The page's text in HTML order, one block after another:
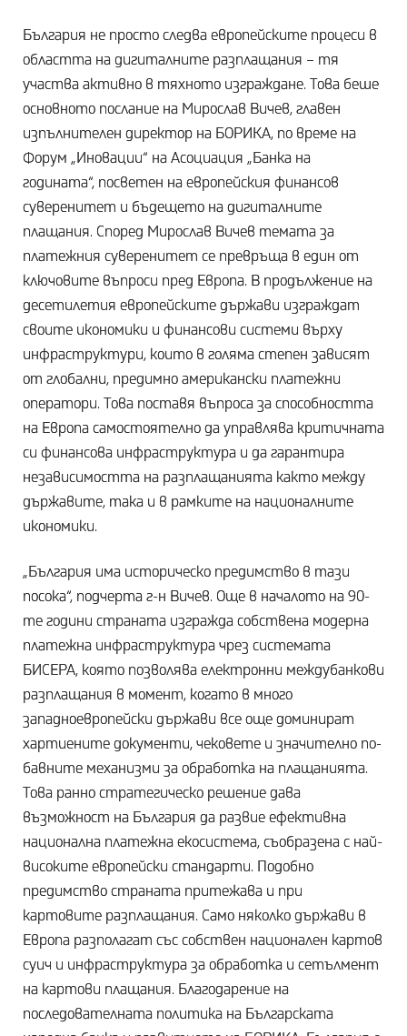
България не просто следва европейските процеси в
областта на дигиталните разплащания – тя
участва активно в тяхното изграждане. Това беше
основното послание на Мирослав Вичев, главен
изпълнителен директор на БОРИКА, по време на
Форум „Иновации“ на Асоциация „Банка на
годината“, посветен на европейския финансов
суверенитет и бъдещето на дигиталните
плащания. Според Мирослав Вичев темата за
платежния суверенитет се превръща в един от
ключовите въпроси пред Европа. В продължение на
десетилетия европейските държави изграждат
своите икономики и финансови системи върху
инфраструктури, които в голяма степен зависят
от глобални, предимно американски платежни
оператори. Това поставя въпроса за способността
на Европа самостоятелно да управлява критичната
си финансова инфраструктура и да гарантира
независимостта на разплащанията както между
държавите, така и в рамките на националните
икономики.
„България има историческо предимство в тази
посока“, подчерта г-н Вичев. Още в началото на 90-
те години страната изгражда собствена модерна
платежна инфраструктура чрез системата
БИСЕРА, която позволява електронни междубанкови
разплащания в момент, когато в много
западноевропейски държави все още доминират
хартиените документи, чековете и значително по-
бавните механизми за обработка на плащанията.
Това ранно стратегическо решение дава
възможност на България да развие ефективна
национална платежна екосистема, съобразена с най-
високите европейски стандарти. Подобно
предимство страната притежава и при
картовите разплащания. Само няколко държави в
Европа разполагат със собствен национален картов
суич и инфраструктура за обработка и сетълмент
на картови плащания. Благодарение на
последователната политика на Българската